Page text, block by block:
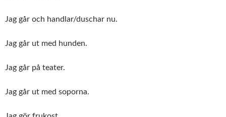
Jag går och handlar/duschar nu.
Jag går ut med hunden.
Jag går på teater.
Jag går ut med soporna.